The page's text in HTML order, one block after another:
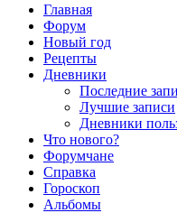
Главная
Форум
Новый год
Рецепты
Дневники
Последние
Лучшие записи
Дневники
Что нового?
Форумчане
Справка
Гороскоп
Альбомы